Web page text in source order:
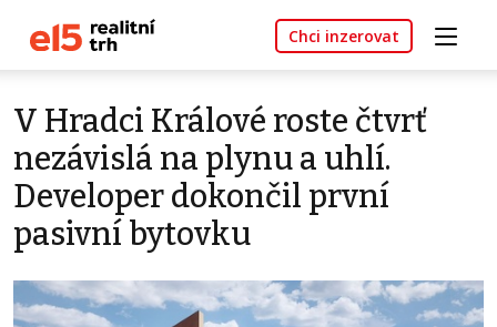
Chci inzerovat
V Hradci Králové roste čtvrť
nezávislá na plynu a uhlí.
Developer dokončil první
pasivní bytovku